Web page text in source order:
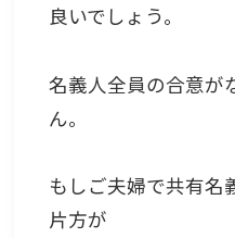
良いでしょう。
名義人全員の合意が
ん。
もしご夫婦で共有名
片方が